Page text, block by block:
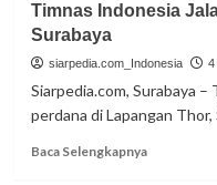
2023,
Pelapis
Cipayung
Borong
Gelar
Timnas Indonesia
Surabaya
siarpedia.com_Indonesia 4
Siarpedia.com, Surabaya
perdana di Lapangan
Baca SelengkapnyaRead